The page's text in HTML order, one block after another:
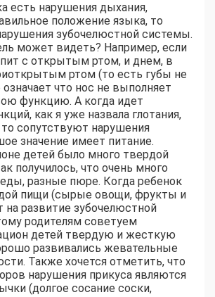
есть нарушения дыхания,
положение языка, то
зубочелюстной системы.
может видеть? Например, если
с открытым ртом, и днем, в
ртом (то есть губы не
что нос не выполняет
функцию. А когда идет
как я уже назвала глотания,
сопутствуют нарушения
значение имеет питание.
детей было много твердой
получилось, что очень много
разные пюре. Когда ребенок
пищи (сырые овощи, фрукты и
на развитие зубочелюстной
родителям советуем
детей твердую и жесткую
развивались жевательные
Также хочется отметить, что
нарушения прикуса являются
(долгое сосание соски,